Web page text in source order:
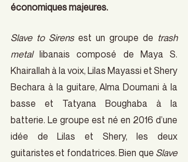
économiques majeures.
Slave to Sirens est un groupe de trash
metal libanais composé de Maya S.
Khairallah à la voix, Lilas Mayassi et Shery
Bechara à la guitare, Alma Doumani à la
basse et Tatyana Boughaba à la
batterie. Le groupe est né en 2016 d’une
idée de Lilas et Shery, les deux
guitaristes et fondatrices. Bien que Slave